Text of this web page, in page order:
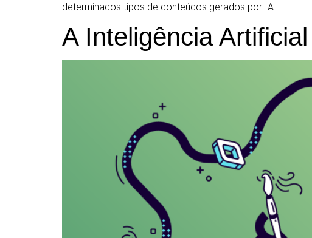
determinados tipos de conteúdos gerados por IA.
A Inteligência